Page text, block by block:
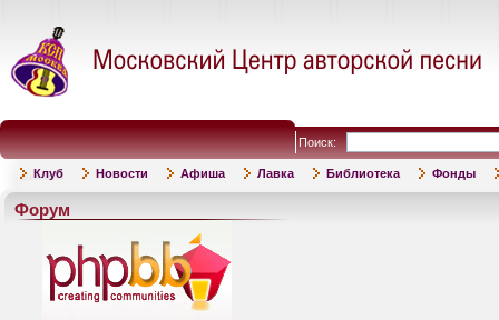
Поиск:
Клуб Новости Афиша Лавка Библиотека Фонды
Форум